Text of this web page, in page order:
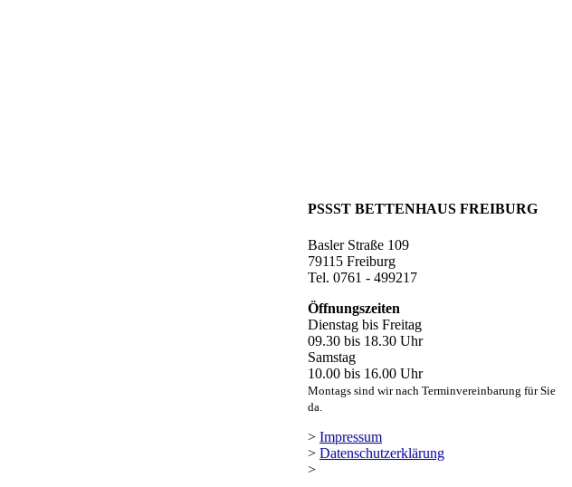
PSSST BETTENHAUS FREIBURG
Basler Straße 109
79115 Freiburg
Tel. 0761 - 499217
Öffnungszeiten
Dienstag bis Freitag
09.30 bis 18.30 Uhr
Samstag
10.00 bis 16.00 Uhr
Montags sind wir nach Terminvereinbarung für Sie
da.
> Impressum
> Datenschutzerklärung
>